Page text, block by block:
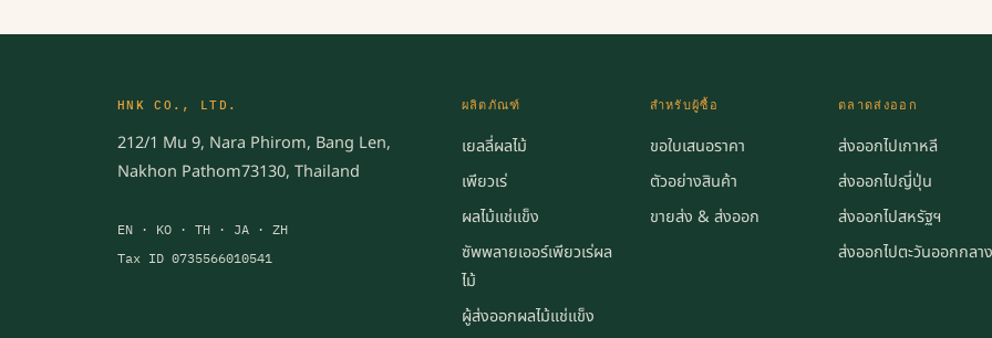
HNK CO., LTD.
212/1 Mu 9, Nara Phirom, Bang Len,
Nakhon Pathom73130, Thailand
EN · KO · TH · JA · ZH
Tax ID 0735566010541
ผลิตภัณฑ์
เยลลี่ผลไม้
เพียวเร่
ผลไม้แช่แข็ง
ซัพพลายเออร์เพียวเร่ผล
ไม้
ผู้ส่งออกผลไม้แช่แข็ง
สำหรับผู้ซื้อ
ขอใบเสนอราคา
ตัวอย่างสินค้า
ขายส่ง & ส่งออก
ตลาดส่งออก
ส่งออกไปเกาหลี
ส่งออกไปญี่ปุ่น
ส่งออกไปสหรัฐฯ
ส่งออกไปตะวันออกกลาง